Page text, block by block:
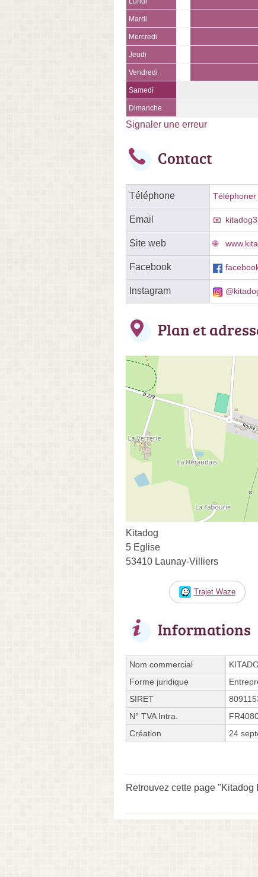
Mardi
Mercredi
Jeudi
Vendredi
Samedi
Dimanche
Signaler une erreur
Contact
Téléphone
Email
Site web
Facebook
Instagram
Plan et
Kitadog
5 Eglise
53410 Launay-Villiers
Trajet Waze
Informations
Nom commercial
Forme juridique
SIRET
N° TVA Intra.
Création
24
Retrouvez cette page